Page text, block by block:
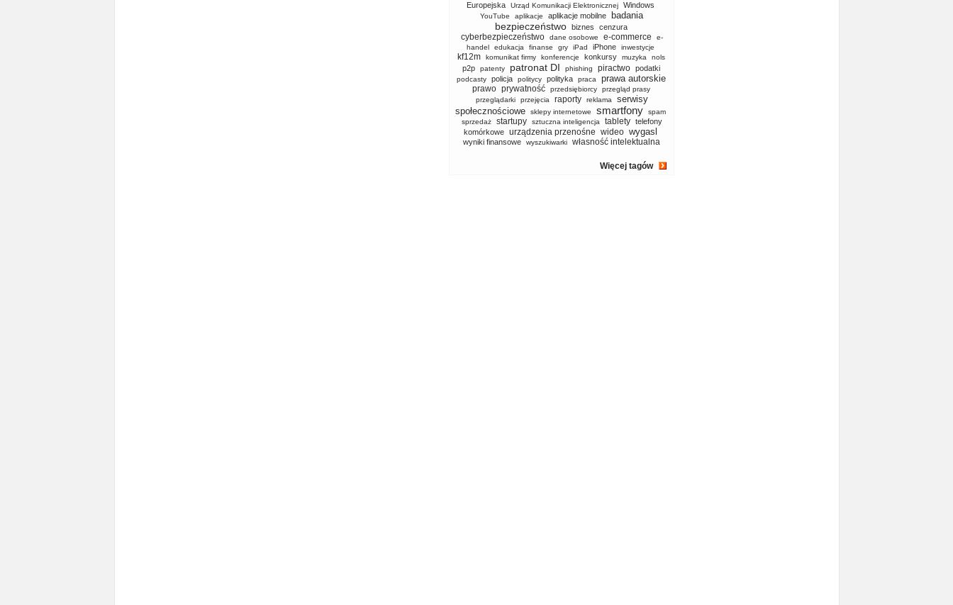
Europejska
Urząd Komunikacji Elektronicznej Windows
YouTube aplikacje aplikacje mobilne badania
bezpieczeństwo biznes cenzura
cyberbezpieczeństwo dane osobowe e-commerce
e-
handel
edukacja finanse gry iPad iPhone inwestycje
kf12m komunikat firmy konferencje konkursy muzyka nols
p2p patenty patronat DI phishing piractwo podatki
podcasty policja politycy polityka praca prawa autorskie
prawo prywatność przedsiębiorcy
przegląd prasy
przeglądarki
przejęcia raporty reklama
serwisy
społecznościowe
sklepy internetowe smartfony
spam
sprzedaż
startupy sztuczna inteligencja tablety telefony
komórkowe urządzenia przenośne wideo wygasl
wyniki finansowe wyszukiwarki własność intelektualna
Więcej tagów